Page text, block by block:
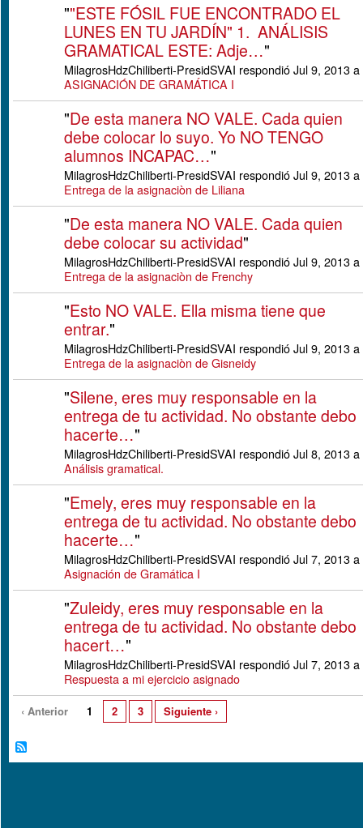
""ESTE FÓSIL FUE ENCONTRADO EL
LUNES EN TU JARDÍN" 1. ANÁLISIS
GRAMATICAL ESTE: Adje…"
MilagrosHdzChiliberti-PresidSVAI respondió Jul 9, 2013 a
ASIGNACIÓN DE GRAMÁTICA I
"De esta manera NO VALE. Cada quien
debe colocar lo suyo. Yo NO TENGO
alumnos INCAPAC…"
MilagrosHdzChiliberti-PresidSVAI respondió Jul 9, 2013 a
Entrega de la asignaciòn de Liliana
"De esta manera NO VALE. Cada quien
debe colocar su actividad"
MilagrosHdzChiliberti-PresidSVAI respondió Jul 9, 2013 a
Entrega de la asignaciòn de Frenchy
"Esto NO VALE. Ella misma tiene que
entrar."
MilagrosHdzChiliberti-PresidSVAI respondió Jul 9, 2013 a
Entrega de la asignaciòn de Gisneidy
"Silene, eres muy responsable en la
entrega de tu actividad. No obstante debo
hacerte…"
MilagrosHdzChiliberti-PresidSVAI respondió Jul 8, 2013 a
Análisis gramatical.
"Emely, eres muy responsable en la
entrega de tu actividad. No obstante debo
hacerte…"
MilagrosHdzChiliberti-PresidSVAI respondió Jul 7, 2013 a
Asignación de Gramática I
"Zuleidy, eres muy responsable en la
entrega de tu actividad. No obstante debo
hacert…"
MilagrosHdzChiliberti-PresidSVAI respondió Jul 7, 2013 a
Respuesta a mi ejercicio asignado
‹ Anterior 1 2 3 Siguiente ›